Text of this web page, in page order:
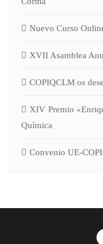
Nuevo Curso
XVII Asamblea
COPIQCLM os
XIV Premio
Química
Convenio UE-